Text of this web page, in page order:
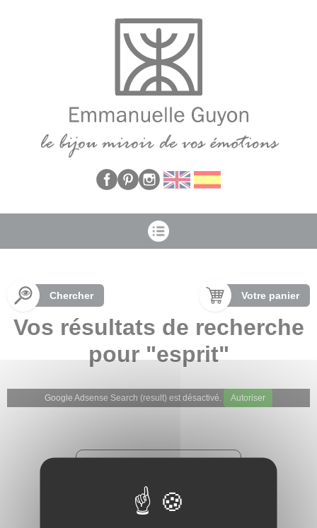
Chercher Votre panier
Vos résultats de recherche
pour "esprit"
Google Adsense Search (result) est désactivé. Autoriser
★★★★★
Etsy : 900 ventes, 294 avis